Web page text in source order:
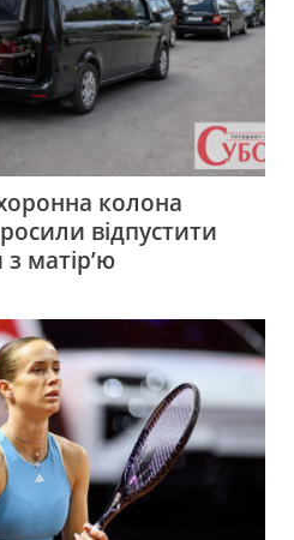
колона
відпустити
матір’ю